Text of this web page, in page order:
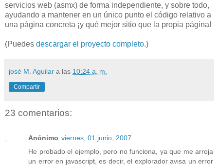
servicios web (asmx) de forma independiente, y sobre todo,
ayudando a mantener en un único punto el código relativo a
una página concreta ¡y qué mejor sitio que la propia página!
(Puedes descargar el proyecto completo.)
josé M. Aguilar a las 10:24 a. m.
Compartir
23 comentarios:
Anónimo viernes, 01 junio, 2007
He probado el ejemplo, pero no funciona, ya que me arroja
un error en javascript, es decir, el explorador avisa un error